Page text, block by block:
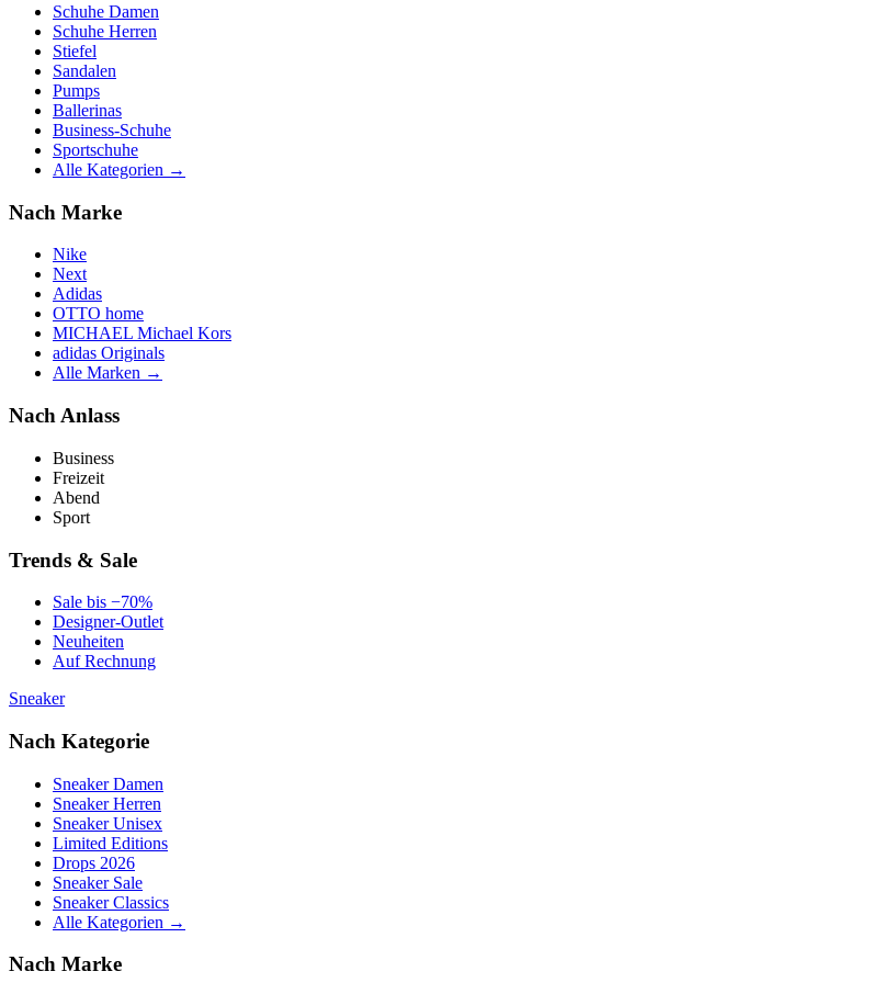
Schuhe Damen
Schuhe Herren
Stiefel
Sandalen
Pumps
Ballerinas
Business-Schuhe
Sportschuhe
Alle Kategorien →
Nach Marke
Nike
Next
Adidas
OTTO home
MICHAEL Michael Kors
adidas Originals
Alle Marken →
Nach Anlass
Business
Freizeit
Abend
Sport
Trends & Sale
Sale bis −70%
Designer-Outlet
Neuheiten
Auf Rechnung
Sneaker
Nach Kategorie
Sneaker Damen
Sneaker Herren
Sneaker Unisex
Limited Editions
Drops 2026
Sneaker Sale
Sneaker Classics
Alle Kategorien →
Nach Marke